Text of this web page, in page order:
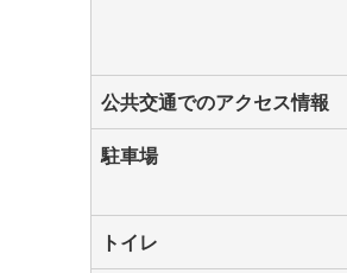
公共交通でのアクセス情報
駐車場
トイレ